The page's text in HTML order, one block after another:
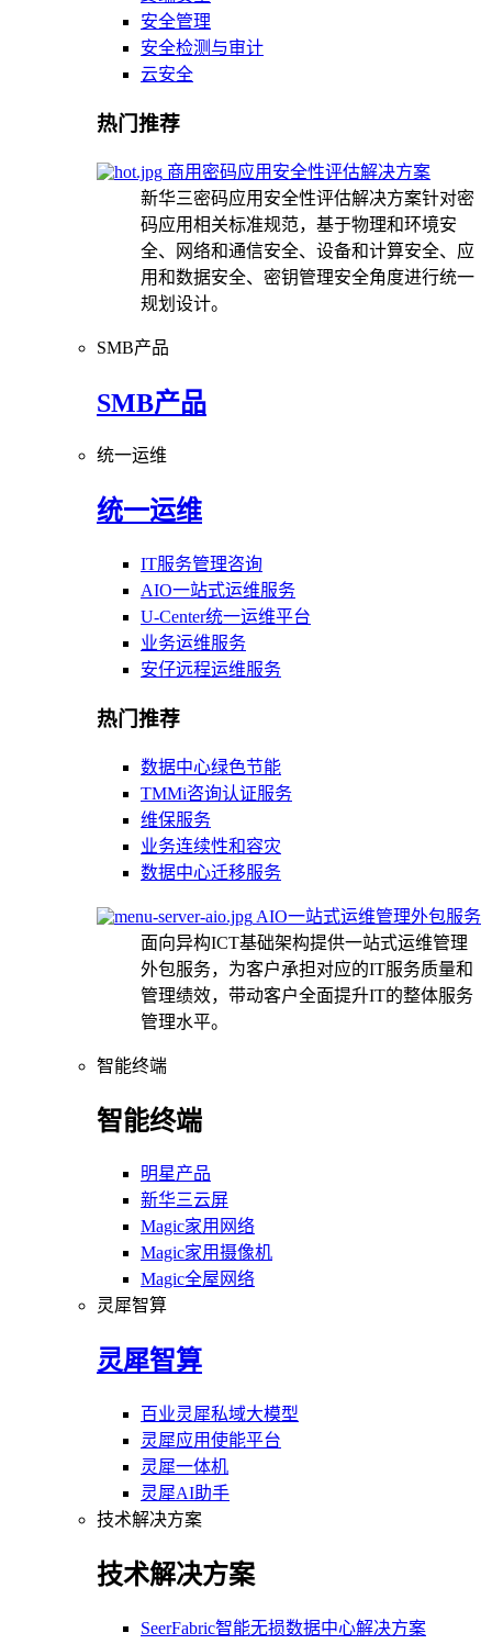
安全管理
安全检测与审计
云安全
热门推荐
商用密码应用安全性评估解决方案
新华三密码应用安全性评估解决方案针对密
码应用相关标准规范，基于物理和环境安
全、网络和通信安全、设备和计算安全、应
用和数据安全、密钥管理安全角度进行统一
规划设计。
SMB产品
SMB产品
统一运维
统一运维
IT服务管理咨询
AIO一站式运维服务
U-Center统一运维平台
业务运维服务
安仔远程运维服务
热门推荐
数据中心绿色节能
TMMi咨询认证服务
维保服务
业务连续性和容灾
数据中心迁移服务
AIO一站式运维管理外包服务
面向异构ICT基础架构提供一站式运维管理
外包服务，为客户承担对应的IT服务质量和
管理绩效，带动客户全面提升IT的整体服务
管理水平。
智能终端
智能终端
明星产品
新华三云屏
Magic家用网络
Magic家用摄像机
Magic全屋网络
灵犀智算
灵犀智算
百业灵犀私域大模型
灵犀应用使能平台
灵犀一体机
灵犀AI助手
技术解决方案
技术解决方案
SeerFabric智能无损数据中心解决方案